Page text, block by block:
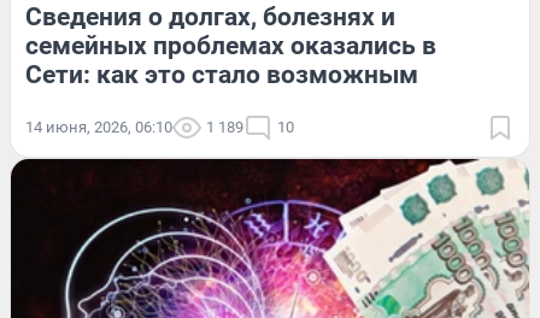
Сведения о долгах, болезнях и
семейных проблемах оказались в
Сети: как это стало возможным
14 июня, 2026, 06:10 1 189 10